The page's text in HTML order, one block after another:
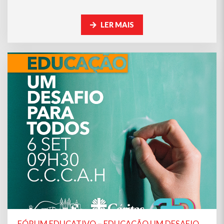
LER MAIS